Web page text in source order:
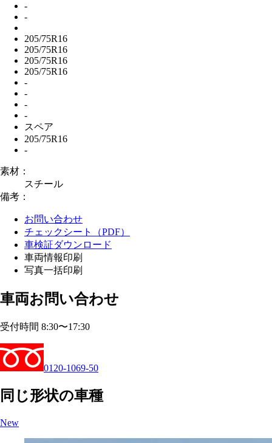
-
-
205/75R16
205/75R16
205/75R16
205/75R16
-
-
-
-
スペア
205/75R16
-
素材：
スチール
備考：
お問い合わせ
チェックシート（PDF）
車検証ダウンロード
車両情報印刷
写真一括印刷
車両お問い合わせ
受付時間 8:30〜17:30
0120-1069-50
同じ形状の車種
New